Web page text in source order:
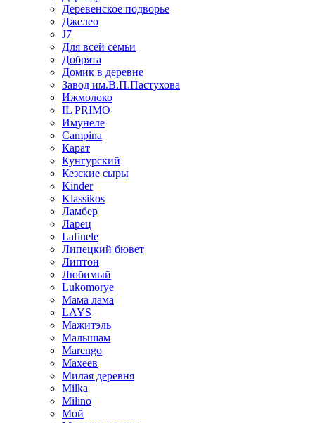
Деревенское подворье
Джелео
J7
Для всей семьи
Добрята
Домик в деревне
Завод им.В.П.Пастухова
Ижмолоко
IL PRIMO
Имунеле
Campina
Карат
Кунгурский
Кезские сыры
Kinder
Klassikos
Ламбер
Ларец
Lafinele
Липецкий бювет
Липтон
Любимый
Lukomorye
Мама лама
LAYS
Мажитэль
Малышам
Marengo
Махеев
Милая деревня
Milka
Milino
Мой